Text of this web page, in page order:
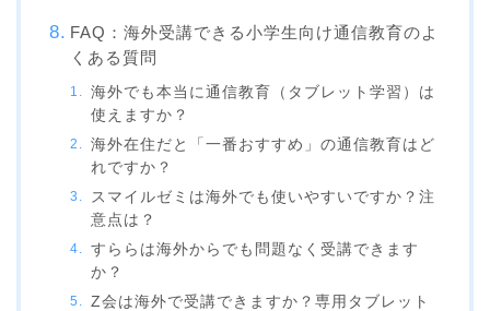
FAQ：海外受講できる小学生向け通信教育のよ
くある質問
海外でも本当に通信教育（タブレット学習）は
使えますか？
海外在住だと「一番おすすめ」の通信教育はど
れですか？
スマイルゼミは海外でも使いやすいですか？注
意点は？
すららは海外からでも問題なく受講できます
か？
Z会は海外で受講できますか？専用タブレット